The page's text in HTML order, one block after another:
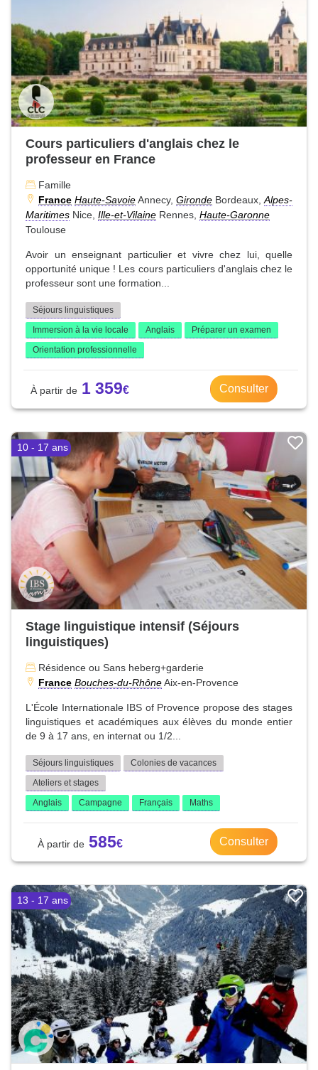
Cours particuliers d'anglais chez le
professeur en France
Famille
France Haute-SavoieAnnecy, Gironde Bordeaux, Alpes-
Maritimes Nice, Ille-et-Vilaine Rennes, Haute-Garonne
Toulouse
Avoir un enseignant particulier et vivre chez lui, quelle
opportunité unique ! Les cours particuliers d'anglais chez le
professeur sont une formation...
Séjours linguistiques
Immersion à la vie locale
Anglais
Préparer un examen
Orientation professionnelle
1 359 Consulter
10 - 17 ans
Stage linguistique intensif (Séjours
linguistiques)
Résidence ou Sans heberg+garderie
France Bouches-du-RhôneAix-en-Provence
L'École Internationale IBS of Provence propose des stages
linguistiques et académiques aux élèves du monde entier
de 9 à 17 ans, en internat ou 1/2...
Séjours linguistiques
Colonies de vacances
Ateliers et stages
Anglais
Campagne Français Maths
585 Consulter
13 - 17 ans